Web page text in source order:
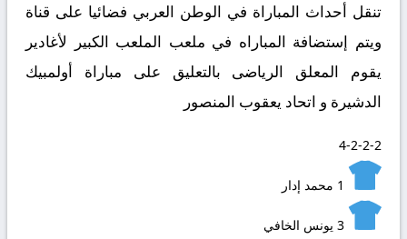
تنقل أحداث المباراة في الوطن العربي فضائيا على قناة
ويتم إستضافة المباراه في ملعب الملعب الكبير لأغادير
يقوم المعلق الرياضى بالتعليق على مباراة أولمبيك
الدشيرة و اتحاد يعقوب المنصور
4-2-2-2
1 محمد إدار
3 يونس الخافي